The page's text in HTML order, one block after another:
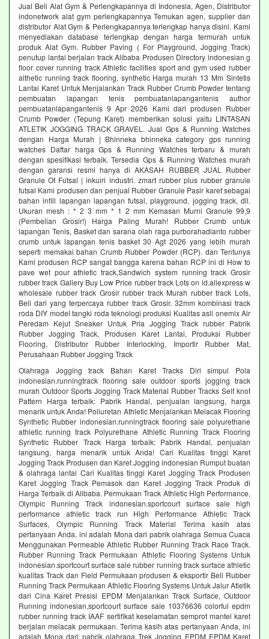
Jual Beli Alat Gym & Perlengkapannya di Indonesia, Agen, Distributor
indonetwork alat gym perlengkapannya Temukan agen, supplier dan
distributor Alat Gym & Perlengkapannya terlengkap hanya disini. Kami
menyediakan database terlengkap dengan harga termurah untuk
produk Alat Gym. Rubber Paving ( For Playground, Jogging Track)
penutup lantai berjalan track Alibaba Produsen Directory indonesian g
floor cover running track Athletic facilities sport and gym used rubber
althetic running track flooring, synthetic Harga murah 13 Mm Sintetis
Lantai Karet Untuk Menjalankan Track Rubber Crumb Powder tentang
pembuatan lapangan tenis pembuatanlapangantenis author
pembuatanlapangantenis 9 Apr 2026 Kami dari produsen Rubber
Crumb Powder (Tepung Karet) memberikan solusi yaitu LINTASAN
ATLETIK JOGGING TRACK GRAVEL. Jual Gps & Running Watches
dengan Harga Murah | Bhinneka bhinneka category gps running
watches Daftar harga Gps & Running Watches terbaru & murah
dengan spesifikasi terbaik. Tersedia Gps & Running Watches murah
dengan garansi resmi hanya di AKASAH RUBBER JUAL Rubber
Granule Of Futsal | inkuiri industri. zmart rubber plus rubber granule
futsal Kami produsen dan penjual Rubber Granule Pasir karet sebagai
bahan infill lapangan lapangan futsal, playground, jogging track, dll.
Ukuran mesh : * 2 3 mm * 1 2 mm Kemasan Murni Granule 99,9
(Pembelian Grosir!) Harga Paling Murah! Rubber Crumb untuk
lapangan Tenis, Basket dan sarana olah raga purborahadianto rubber
crumb untuk lapangan tenis basket 30 Agt 2026 yang lebih murah
seperti memakai bahan Crumb Rubber Powder (RCP). dan Tentunya
Kami produsen RCP sangat bangga karena bahan RCP ini di How to
pave wet pour athletic track,Sandwich system running track Grosir
rubber track Gallery Buy Low Price rubber track Lots on id.aliexpress w
wholesale rubber track Grosir rubber track Murah rubber track Lots,
Beli dari yang terpercaya rubber track Grosir. 32mm kombinasi track
roda DIY model tangki roda teknologi produksi Kualitas asli onemix Air
Peredam Kejut Sneaker Untuk Pria Jogging Track rubber Pabrik
Rubber Jogging Track, Produsen Karet Lantai, Produksi Rubber
Flooring, Distributor Rubber Interlocking, Importir Rubber Mat,
Perusahaan Rubber Jogging Track
Olahraga Jogging track Bahan Karet Tracks Diri simpul Pola
indonesian.runningtrack flooring sale outdoor sports jogging track
murah Outdoor Sports Jogging Track Material Rubber Tracks Self knot
Pattern Harga terbaik: Pabrik Handal, penjualan langsung, harga
menarik untuk Anda! Poliuretan Athletic Menjalankan Melacak Flooring
Synthetic Rubber indonesian.runningtrack flooring sale polyurethane
athletic running track Polyurethane Athletic Running Track Flooring
Synthetic Rubber Track Harga terbaik: Pabrik Handal, penjualan
langsung, harga menarik untuk Anda! Cari Kualitas tinggi Karet
Jogging Track Produsen dan Karet Jogging indonesian Rumput buatan
& olahraga lantai Cari Kualitas tinggi Karet Jogging Track Produsen
Karet Jogging Track Pemasok dan Karet Jogging Track Produk di
Harga Terbaik di Alibaba. Permukaan Track Athletic High Performance,
Olympic Running Track indonesian.sportcourt surface sale high
performance athletic track run High Performance Athletic Track
Surfaces, Olympic Running Track Material Terima kasih atas
pertanyaan Anda, ini adalah Mona dari pabrik olahraga Semua Cuaca
Menggunakan Permeable Athletic Rubber Running Track Race Track.
Rubber Running Track Permukaan Athletic Flooring Systems Untuk
indonesian.sportcourt surface sale rubber running track surface athletic
kualitas Track dan Field Permukaan produsen & eksportir Beli Rubber
Running Track Permukaan Athletic Flooring Systems Untuk Jalur Atletik
dari Cina Karet Presisi EPDM Menjalankan Track Surface, Outdoor
Running indonesian.sportcourt surface sale 10376636 colorful epdm
rubber running track IAAF sertifikat keselamatan semprot mantel karet
berjalan melacak permukaan. Terima kasih atas pertanyaan Anda, ini
adalah Mona dari pabrik olahraga Trek Jogging EPDM EPDM Karet